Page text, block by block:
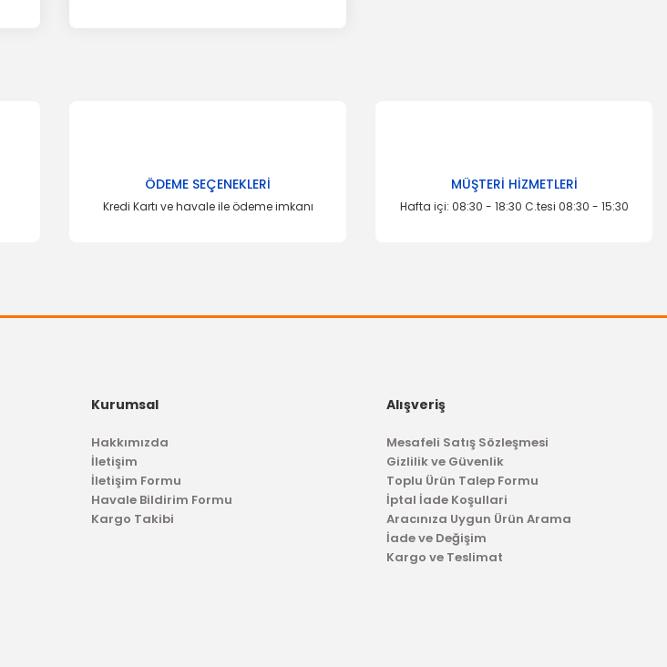
ÖDEME SEÇENEKLERİ
Kredi Kartı ve havale ile ödeme imkanı
MÜŞTERİ HİZMETLERİ
Hafta içi: 08:30 - 18:30 C.tesi 08:30 - 15:30
Kurumsal
Hakkımızda
İletişim
İletişim Formu
Havale Bildirim Formu
Kargo Takibi
Alışveriş
Mesafeli Satış Sözleşmesi
Gizlilik ve Güvenlik
Toplu Ürün Talep Formu
İptal İade Koşullari
Aracınıza Uygun Ürün Arama
İade ve Değişim
Kargo ve Teslimat